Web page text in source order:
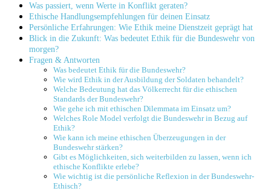
Was ⁢passiert, wenn‍ Werte in​ Konflikt geraten?
Ethische Handlungsempfehlungen für deinen ⁢Einsatz
Persönliche Erfahrungen: Wie Ethik meine Dienstzeit geprägt hat
Blick in die ⁤Zukunft: ⁤Was bedeutet‌ Ethik für die Bundeswehr von
morgen?
Fragen‍ & Antworten
Was bedeutet ⁢Ethik​ für die Bundeswehr?
Wie wird Ethik in der Ausbildung der⁢ Soldaten​ behandelt?
Welche⁤ Bedeutung ‍hat das Völkerrecht für ‌die ethischen
Standards der ⁤Bundeswehr?
Wie gehe ich mit ⁣ethischen Dilemmata im Einsatz ‍um?
Welches ‌Role ⁣Model verfolgt die Bundeswehr in ‍Bezug ⁤auf​
Ethik?
Wie kann ich meine ethischen ‍Überzeugungen in ⁢der
Bundeswehr stärken?
Gibt ⁢es Möglichkeiten, sich weiterbilden zu lassen, wenn ich
ethische Konflikte erlebe?
Wie wichtig ist ⁣die persönliche⁢ Reflexion in der Bundeswehr-
Ethisch?